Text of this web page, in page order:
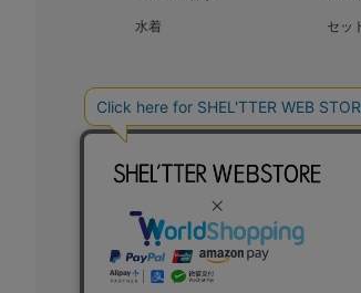
水着
セッ
BAROQUE JAPAN LIMITED
COPYRIGHT © BAROQUE JAPAN